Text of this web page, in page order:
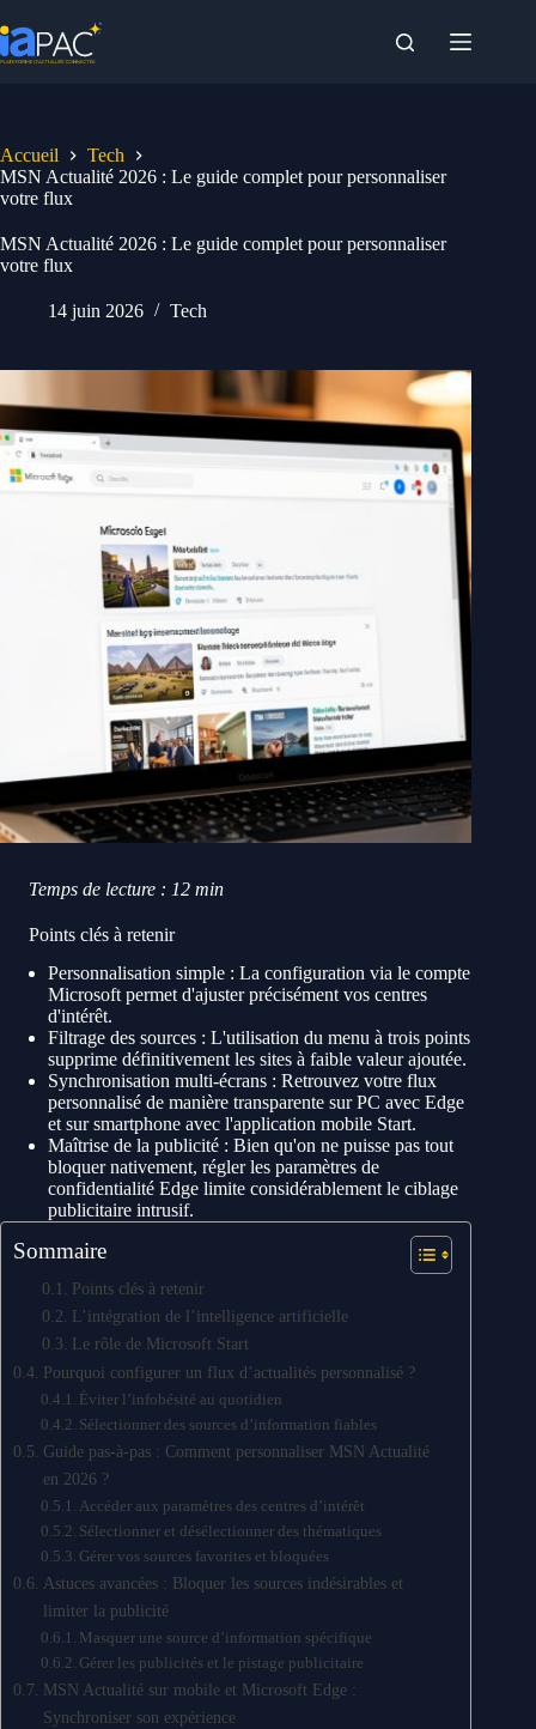
au
contenu
Accueil
Tech
MSN Actualité 2026 : Le guide complet pour personnaliser
votre flux
MSN Actualité 2026 : Le guide complet pour personnaliser
votre flux
14 juin 2026 Tech
Temps de lecture : 12 min
Points clés à retenir
Personnalisation simple : La configuration via le compte
Microsoft permet d'ajuster précisément vos centres
d'intérêt.
Filtrage des sources : L'utilisation du menu à trois points
supprime définitivement les sites à faible valeur ajoutée.
Synchronisation multi-écrans : Retrouvez votre flux
personnalisé de manière transparente sur PC avec Edge
et sur smartphone avec l'application mobile Start.
Maîtrise de la publicité : Bien qu'on ne puisse pas tout
bloquer nativement, régler les paramètres de
confidentialité Edge limite considérablement le ciblage
publicitaire intrusif.
Sommaire
Points clés à retenir
L’intégration de l’intelligence artificielle
Le rôle de Microsoft Start
Pourquoi configurer un flux d’actualités personnalisé ?
Éviter l’infobésité au quotidien
Sélectionner des sources d’information fiables
Guide pas-à-pas : Comment personnaliser MSN Actualité
en 2026 ?
Accéder aux paramètres des centres d’intérêt
Sélectionner et désélectionner des thématiques
Gérer vos sources favorites et bloquées
Astuces avancées : Bloquer les sources indésirables et
limiter la publicité
Masquer une source d’information spécifique
Gérer les publicités et le pistage publicitaire
MSN Actualité sur mobile et Microsoft Edge :
Synchroniser son expérience